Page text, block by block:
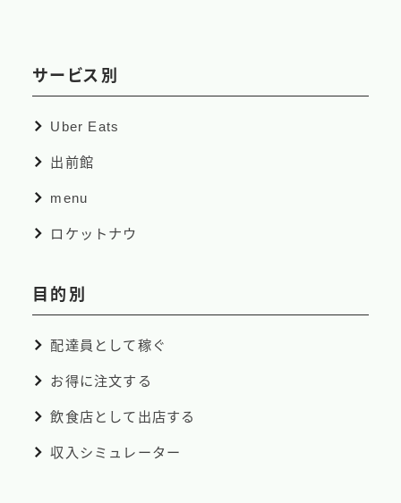
サービス別
Uber Eats
出前館
menu
ロケットナウ
目的別
配達員として稼ぐ
お得に注文する
飲食店として出店する
収入シミュレーター